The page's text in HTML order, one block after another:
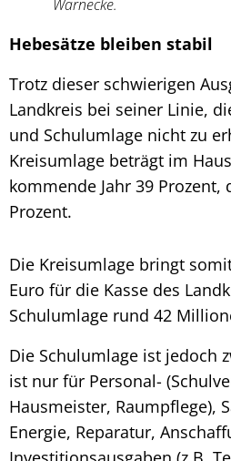
Warnecke.
Hebesätze bleiben stabil
Trotz dieser schwierigen
Landkreis bei seiner Linie,
und Schulumlage nicht zu
Kreisumlage beträgt im
kommende Jahr 39 Prozent,
Prozent.
Die Kreisumlage bringt
Euro für die Kasse des
Schulumlage rund 42
Die Schulumlage ist jedoch
ist nur für Personal-
Hausmeister, Raumpflege),
Energie, Reparatur,